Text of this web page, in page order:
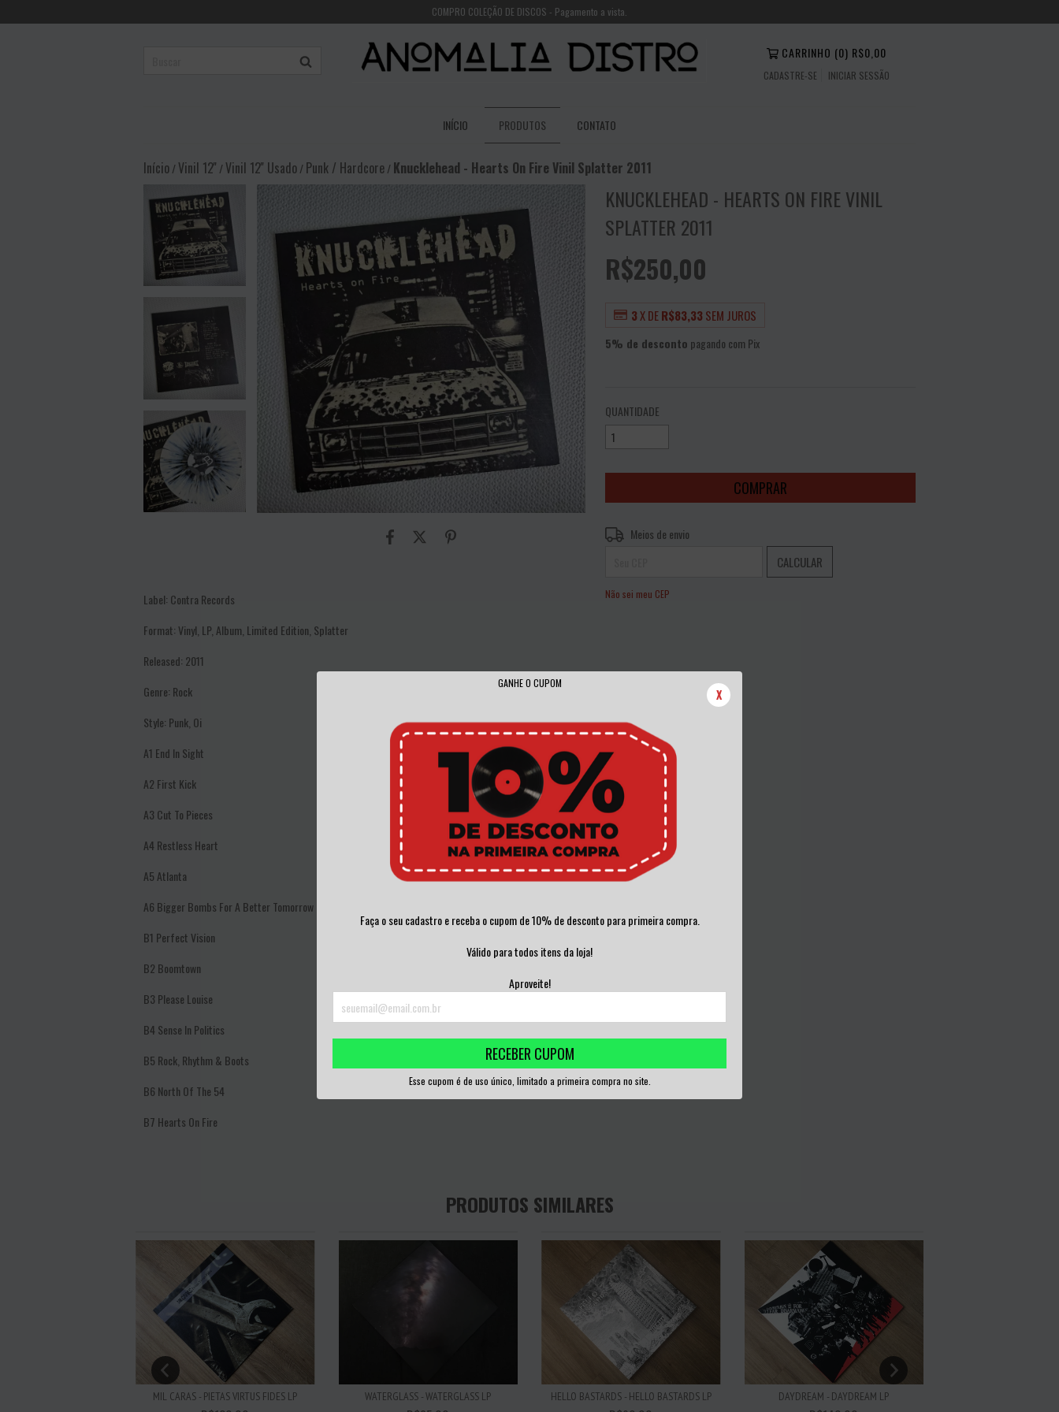
GANHE O CUPOM
X
Faça o seu cadastro e receba o cupom de 10% de desconto para primeira compra.
Válido para todos itens da loja!
Aproveite!
RECEBER CUPOM
Esse cupom é de uso único, limitado a primeira compra no site.
COMPRO COLEÇÃO DE DISCOS - Pagamento a vista.
CARRINHO (0) R$0,00
CADASTRE-SE INICIAR SESSÃO
INÍCIO PRODUTOS CONTATO
Início/Vinil 12'' /Vinil 12'' Usado/Punk / Hardcore/Knucklehead - Hearts On Fire Vinil Splatter 2011
Label: Contra Records
Format: Vinyl, LP, Album, Limited Edition, Splatter
Released: 2011
Genre: Rock
Style: Punk, Oi
A1 End In Sight
A2 First Kick
A3 Cut To Pieces
A4 Restless Heart
A5 Atlanta
A6 Bigger Bombs For A Better Tomorrow
B1 Perfect Vision
B2 Boomtown
B3 Please Louise
B4 Sense In Politics
B5 Rock, Rhythm & Boots
B6 North Of The 54
B7 Hearts On Fire
KNUCKLEHEAD - HEARTS ON FIRE VINIL
SPLATTER 2011
R$250,00
3X DER$83,33SEM JUROS
5% de desconto pagando com Pix
QUANTIDADE
Entregas para o CEP:
Meios de envio
CALCULAR
Não sei meu CEP
PRODUTOS SIMILARES
MIL CARAS - PIETAS VIRTUS FIDES LP WATERGLASS - WATERGLASS LP HELLO BASTARDS - HELLO BASTARDS LP DAYDREAM - DAYDREAM LP